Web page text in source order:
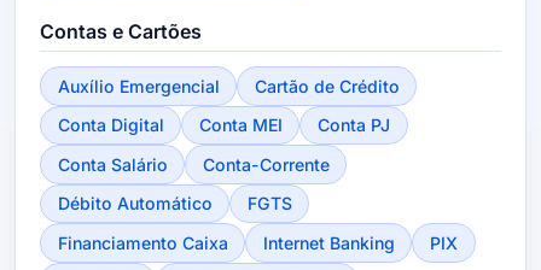
Contas e Cartões
Auxílio Emergencial
Cartão de Crédito
Conta Digital
Conta MEI
Conta PJ
Conta Salário
Conta-Corrente
Débito Automático
FGTS
Financiamento Caixa
Internet Banking
PIX